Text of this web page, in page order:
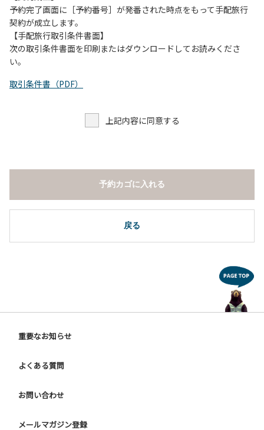
・トイレは各客室のトイレをご利用ください。
※緊急時以外の食堂のトイレの使用は禁止とさせていただき
ます。
予約完了画面に［予約番号］が発番された時点をもって手配旅行
契約が成立します。
【手配旅行取引条件書面】
次の取引条件書面を印刷またはダウンロードしてお読みくださ
い。
取引条件書（PDF）
上記内容に同意する
戻る
予約カゴに入れる
重要なお知らせ
よくある質問
お問い合わせ
メールマガジン登録